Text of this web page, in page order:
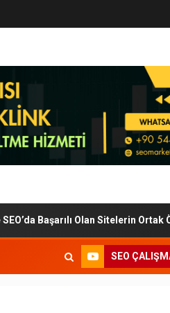
Başarılı Olan Sitelerin Ortak
SEO